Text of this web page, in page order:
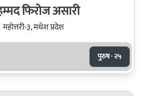
फिरोज असारी
महोत्तरी-३, मधेश प्रदेश
पुरुष · २५